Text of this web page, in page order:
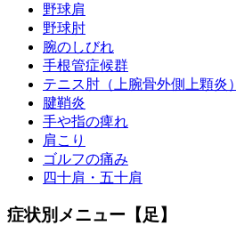
野球肩
野球肘
腕のしびれ
手根管症候群
テニス肘（上腕骨外側上顆炎）
腱鞘炎
手や指の痺れ
肩こり
ゴルフの痛み
四十肩・五十肩
症状別メニュー【足】